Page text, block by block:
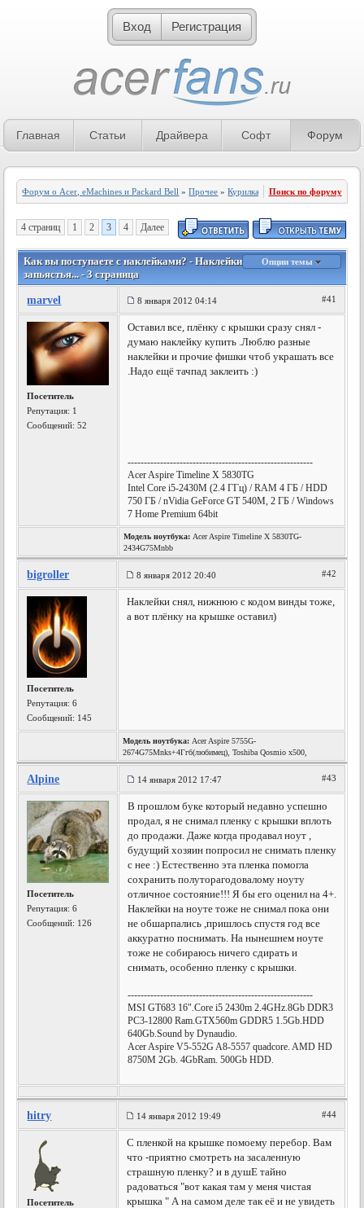
Вход Регистрация
Главная Статьи Драйвера Софт Форум
Форум о Acer, eMachines и Packard Bell »Прочее »Курилка Поиск по форуму
4 страниц 1 2 3 4 Далее
Как вы поступаете с наклейками? - Наклейки на подставке под
запьястья... - 3 страница
Опции темы
marvel 8 января 2012 04:14 #41
Посетитель
Репутация: 1
Сообщений: 52
Оставил все, плёнку с крышки сразу снял -
думаю наклейку купить .Люблю разные
наклейки и прочие фишки чтоб украшать все
.Надо ещё тачпад заклеить :)
---------------------------------------------------------
Acer Aspire Timeline X 5830TG
Intel Core i5-2430M (2.4 ГГц) / RAM 4 ГБ / HDD
750 ГБ / nVidia GeForce GT 540M, 2 ГБ / Windows
7 Home Premium 64bit
Модель ноутбука: Acer Aspire Timeline X 5830TG-
2434G75Mnbb
bigroller 8 января 2012 20:40 #42
Посетитель
Репутация:6
Сообщений: 145
Наклейки снял, нижнюю с кодом винды тоже,
а вот плёнку на крышке оставил)
Модель ноутбука: Acer Aspire 5755G-
2674G75Mnks+4Ггб(любимец), Toshiba Qosmio x500,
Alpine 14 января 2012 17:47 #43
Посетитель
Репутация:6
Сообщений: 126
В прошлом буке который недавно успешно
продал, я не снимал пленку с крышки вплоть
до продажи. Даже когда продавал ноут ,
будущий хозяин попросил не снимать пленку
с нее :) Естественно эта пленка помогла
сохранить полуторагодовалому ноуту
отличное состояние!!! Я бы его оценил на 4+.
Наклейки на ноуте тоже не снимал пока они
не обшарпались ,пришлось спустя год все
аккуратно поснимать. На нынешнем ноуте
тоже не собираюсь ничего сдирать и
снимать, особенно пленку с крышки.
---------------------------------------------------------
MSI GT683 16".Core i5 2430m 2.4GHz.8Gb DDR3
PC3-12800 Ram.GTX560m GDDR5 1.5Gb.HDD
640Gb.Sound by Dynaudio.
Acer Aspire V5-552G A8-5557 quadcore. AMD HD
8750M 2Gb. 4GbRam. 500Gb HDD.
hitry 14 января 2012 19:49 #44
Посетитель
С пленкой на крышке помоему перебор. Вам
что -приятно смотреть на засаленную
страшную пленку? и в душЕ тайно
радоваться "вот какая там у меня чистая
крышка " А на самом деле так её и не увидеть